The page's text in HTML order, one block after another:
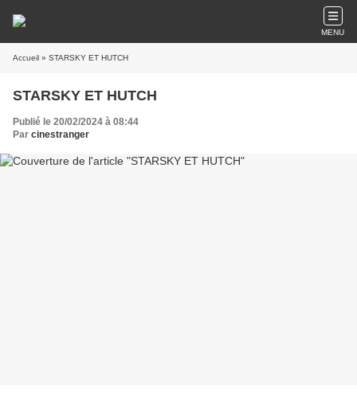
MENU
Accueil » STARSKY ET HUTCH
STARSKY ET HUTCH
Publié le 20/02/2024 à 08:44
Par cinestranger